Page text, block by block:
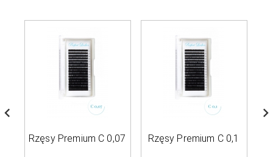
Rzęsy Premium C 0,07 Rzęsy Premium C 0,1